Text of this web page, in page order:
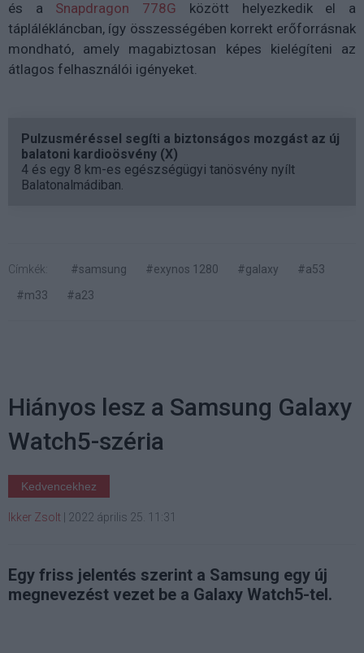
és a Snapdragon 778G között helyezkedik el a
táplálékláncban, így összességében korrekt erőforrásnak
mondható, amely magabiztosan képes kielégíteni az
átlagos felhasználói igényeket.
Pulzusméréssel segíti a biztonságos mozgást az új
balatoni kardioösvény (X)
4 és egy 8 km-es egészségügyi tanösvény nyílt
Balatonalmádiban.
Címkék: #samsung #exynos 1280 #galaxy
#a53
#m33
#a23
Hiányos lesz a Samsung Galaxy
Watch5-széria
Kedvencekhez
Ikker Zsolt 2022 április 25. 11:31
Egy friss jelentés szerint a Samsung egy új
megnevezést vezet be a Galaxy Watch5-tel.